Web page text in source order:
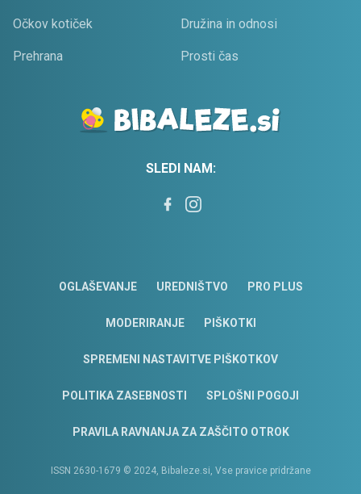
Očkov kotiček Družina in odnosi
Prehrana Prosti čas
SLEDI NAM:
OGLAŠEVANJE UREDNIŠTVO PRO PLUS
MODERIRANJE PIŠKOTKI
SPREMENI NASTAVITVE PIŠKOTKOV
POLITIKA ZASEBNOSTI SPLOŠNI POGOJI
PRAVILA RAVNANJA ZA ZAŠČITO OTROK
ISSN 2630-1679 © 2024, Bibaleze.si, Vse pravice pridržane